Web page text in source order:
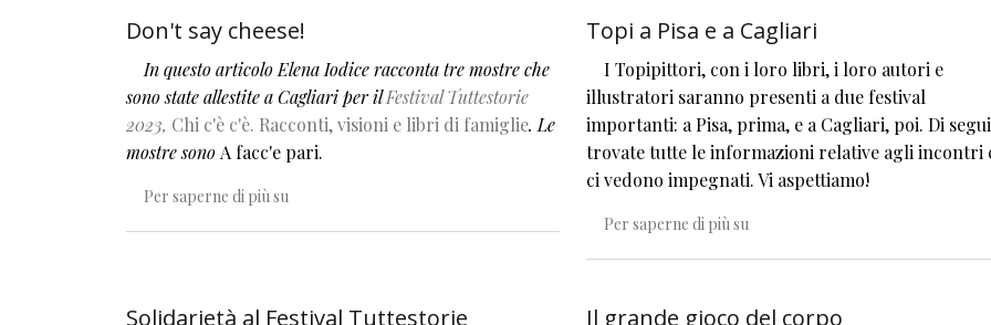
Don't say cheese!
In questo articolo Elena Iodice racconta tre mostre che
sono state allestite a Cagliari per ilFestival Tuttestorie
2023, Chi c'è c'è. Racconti, visioni e libri di famiglie. Le
mostre sono A facc'e pari.
Per saperne di più su
Topi a Pisa e a Cagliari
I Topipittori, con i loro libri, i loro autori e
illustratori saranno presenti a due festival
importanti: a Pisa, prima, e a Cagliari, poi. Di
trovate tutte le informazioni relative agli incontri
ci vedono impegnati. Vi aspettiamo!
Per saperne di più suTopi a Pisa e a Cagliari
Solidarietà al Festival Tuttestorie Il grande gioco del corpo